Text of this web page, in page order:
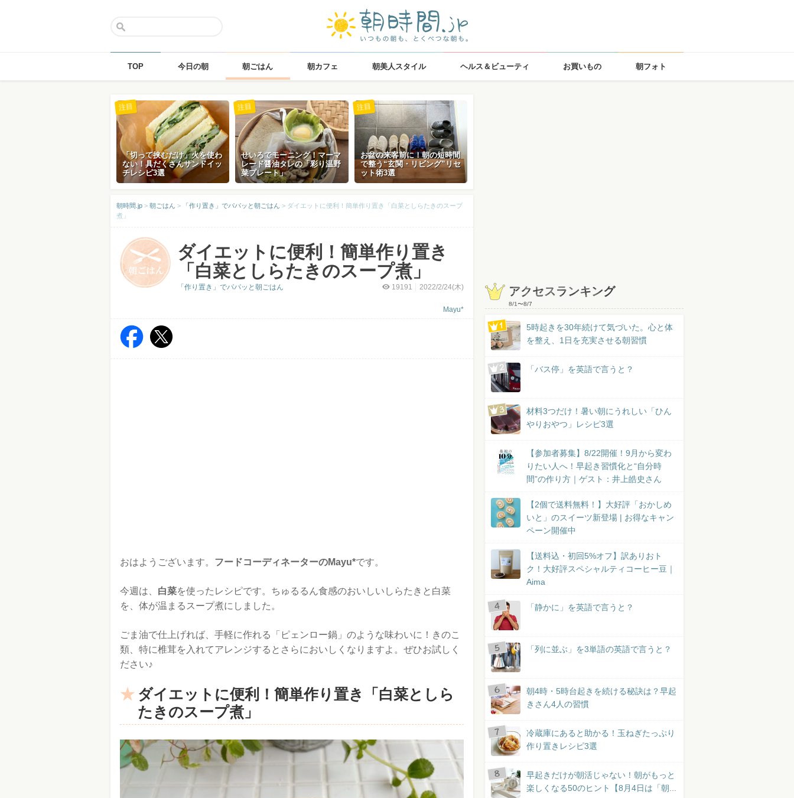
TOP 今日の朝 朝ごはん 朝カフェ 朝美人スタイル ヘルス＆ビューティ お買いもの 朝フォト
「切って挟むだけ」火を使わ
ない！具だくさんサンドイッ
チレシピ3選
注目
せいろでモーニング！マーマ
レード醤油タレの「彩り温野
菜プレート」
注目
お盆の来客前に！朝の短時間
で整う“玄関・リビング”リセ
ット術3選
注目
朝時間.jp > 朝ごはん > 「作り置き」でパパッと朝ごはん > ダイエットに便利！簡単作り置き「白菜としらたきのスープ
煮」
ダイエットに便利！簡単作り置き
「白菜としらたきのスープ煮」
19191 2022/2/24(木)
Mayu*
「作り置き」でパパッと朝ごはん
おはようございます。 フードコーディネーターのMayu*です。
今週は、 白菜を使ったレシピです。ちゅるるん食感のおいしいしらたきと白菜
を、体が温まるスープ煮にしました。
ごま油で仕上げれば、手軽に作れる「ピェンロー鍋」のような味わいに！きのこ
類、特に椎茸を入れてアレンジするとさらにおいしくなりますよ。ぜひお試しく
ださい♪
ダイエットに便利！簡単作り置き「白菜としら
たきのスープ煮」
アクセスランキング
8/1〜8/7
5時起きを30年続けて気づいた。心と体
を整え、1日を充実させる朝習慣
「バス停」を英語で言うと？
材料3つだけ！暑い朝にうれしい「ひん
やりおやつ」レシピ3選
【参加者募集】8/22開催！9月から変わ
りたい人へ！早起き習慣化と“自分時
間”の作り方｜ゲスト：井上皓史さん
【2個で送料無料！】大好評「おかしめ
いと」のスイーツ新登場 | お得なキャン
ペーン開催中
【送料込・初回5%オフ】訳ありおト
ク！大好評スペシャルティコーヒー豆｜
Aima
「静かに」を英語で言うと？
「列に並ぶ」を3単語の英語で言うと？
朝4時・5時台起きを続ける秘訣は？早起
きさん4人の習慣
冷蔵庫にあると助かる！玉ねぎたっぷり
作り置きレシピ3選
早起きだけが朝活じゃない！朝がもっと
楽しくなる50のヒント【8月4日は「朝...